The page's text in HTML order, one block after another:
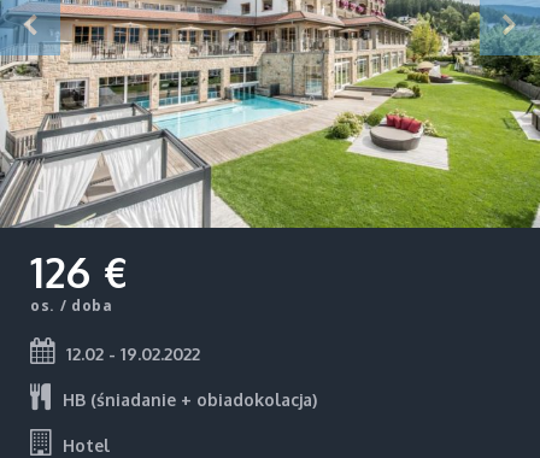
126 €
os. / doba
12.02 - 19.02.2022
HB (śniadanie + obiadokolacja)
Hotel